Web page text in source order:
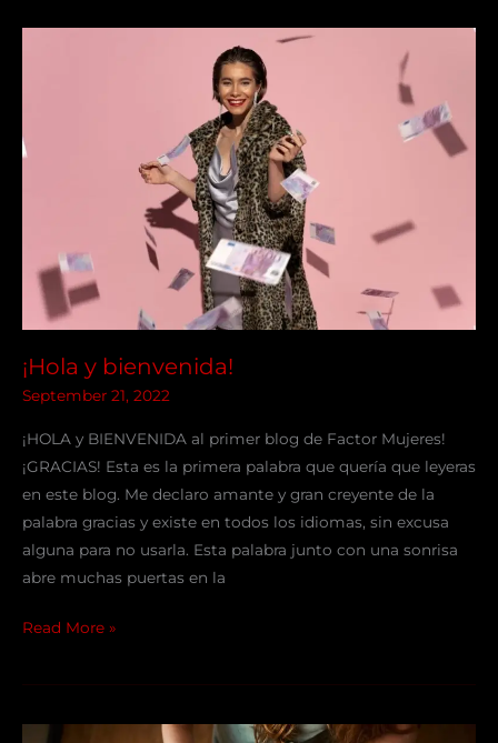
¡Hola y bienvenida!
September 21, 2022
¡HOLA y BIENVENIDA al primer blog de Factor Mujeres!
¡GRACIAS! Esta es la primera palabra que quería que leyeras
en este blog. Me declaro amante y gran creyente de la
palabra gracias y existe en todos los idiomas, sin excusa
alguna para no usarla. Esta palabra junto con una sonrisa
abre muchas puertas en la
Read More »